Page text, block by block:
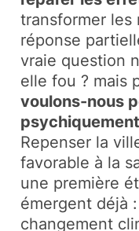
transformer les
réponse
vraie question
elle fou ? mais
voulons-nous
Repenser la
favorable à la
une première
émergent déjà
changement